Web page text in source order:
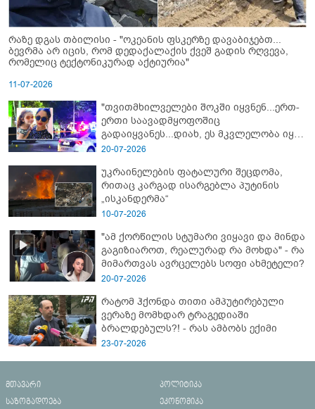
რაზე დგას თბილისი - "ოკეანის ფსკერზე დავაბიჯებთ...
ბევრმა არ იცის, რომ დედაქალაქის ქვეშ გადის რღვევა,
რომელიც ტექტონიკურად აქტიურია"
11-07-2026
"თვითმხილველები შოკში იყვნენ...ერთ-
ერთი საავადმყოფოშიც
გადაიყვანეს...დიახ, ეს მკვლელობა იყო"
- გორში დატრიალებული ტრაგედიის
20-07-2026
უკრაინელების ფატალური შეცდომა,
რითაც კარგად ისარგებლა პუტინის
„ისკანდერმა“
10-07-2026
"ამ ქორწილის სტუმარი ვიყავი და მინდა
გაგიზიაროთ, რეალურად რა მოხდა" - რა
მიმართვას ავრცელებს სოფი ახმეტელი?
20-07-2026
რატომ ჰქონდა თითი ამპუტირებული
ვერაზე მომხდარ ტრაგედიაში
ბრალდებულს?! - რას ამბობს ექიმი
23-07-2026
მთავარი
პოლიტიკა
საზოგადოება
ეკონომიკა